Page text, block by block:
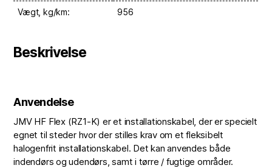
Vægt, kg/km: 956
Beskrivelse
Anvendelse
JMV HF Flex (RZ1-K) er et installationskabel, der er specielt
egnet til steder hvor der stilles krav om et fleksibelt
halogenfrit installationskabel. Det kan anvendes både
indendørs og udendørs, samt i tørre / fugtige områder.